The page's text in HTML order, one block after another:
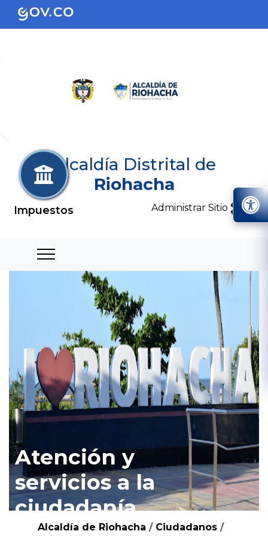
Alcaldía Distrital de
Riohacha
Administrar Sitio
Atención y
servicios a la
ciudadanía
Alcaldía de Riohacha / Ciudadanos /
Impuestos